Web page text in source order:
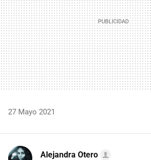
27 Mayo 2021
Alejandra Otero